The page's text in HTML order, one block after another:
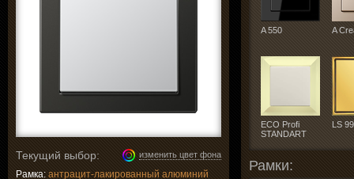
изменить цвет фона
Текущий выбор:
Рамка: антрацит-лакированный алюминий
A 550 A
ECO Profi
STANDART
LS
Рамки: